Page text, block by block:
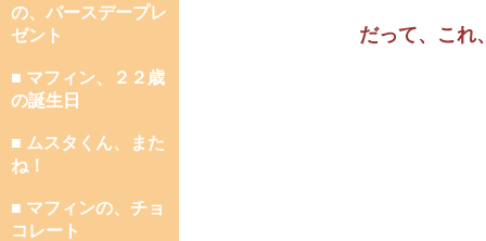
の、バースデープレ
ゼント
■ マフィン、２２歳
の誕生日
■ ムスタくん、また
ね！
■ マフィンの、チョ
コレート
だって、これ